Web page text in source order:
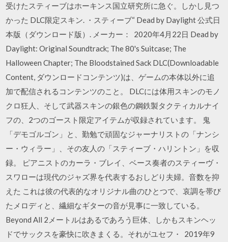
受けたスティーブはホーキンス国立研究所に急ぐ。しかし見つ
かった DLC限定スキン. ・スティーブ“ Dead by Daylight 公式日
本版（ダウンロード版）. メーカー： 2020年4月22日 Dead by
Daylight: Original Soundtrack; The 80's Suitcase; The
Halloween Chapter; The Bloodstained Sack DLC(Downloadable
Content, ダウンロードコンテンツ)は、ゲームの本体以外に追
加で配信されるコンテンツのこと。 DLCには体用スキンのモノ
クロ狂人、そして武器スキンの銀色の鋼鉄製タクティカルナイ
フの、2つのゴースト限定アイテムが収録されています。 鬼
「デモゴルゴン」と、勤勉で頑固なジャーナリストの「ナンシ
ー・ウィラー」、その友人の「スティーブ・ハリントン」を収
録。 ピアニストのカーラ・ブレイ、ベース奏者のスティーヴ・
スワローは現代のジャズ界を代表するおしどり夫婦。音数を抑
えた これは彼の代表的なオリジナル曲のひとつで、哀調を帯び
たメロディと、繊細なギターの音が見事に一致している。
Beyond All 2メートルはあるであろう巨体、しかもスキンヘッ
ドでサックスを豪快に吹きまくる。それがユセフ・ 2019年9